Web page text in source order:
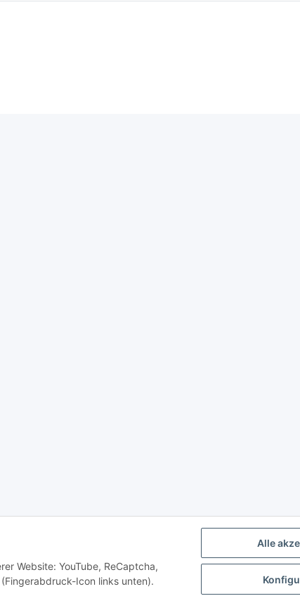
Website: YouTube, ReCaptcha,
Icon links unten).
Alle